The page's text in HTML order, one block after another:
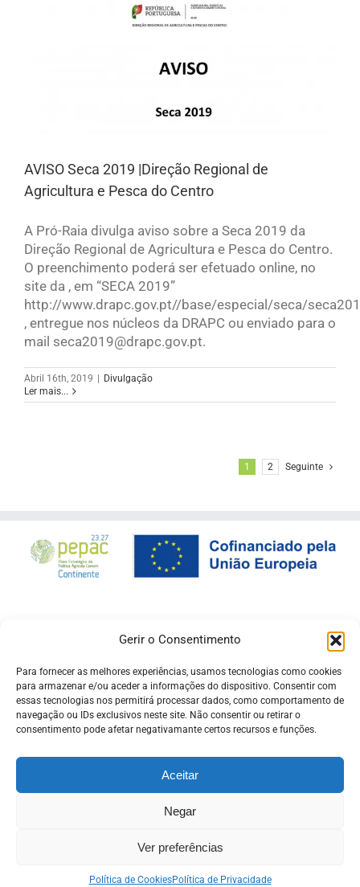
Gerir o Consentimento
Para fornecer as melhores experiências, usamos tecnologias como cookies
para armazenar e/ou aceder a informações do dispositivo. Consentir com
essas tecnologias nos permitirá processar dados, como comportamento de
navegação ou IDs exclusivos neste site. Não consentir ou retirar o
consentimento pode afetar negativamante certos recursos e funções.
Aceitar
Negar
Ver preferências
Política de CookiesPolítica de Privacidade
AVISO Seca 2019 |Direção Regional de
Agricultura e Pesca do Centro
A Pró-Raia divulga aviso sobre a Seca 2019 da
Direção Regional de Agricultura e Pesca do Centro.
O preenchimento poderá ser efetuado online, no
site da , em “SECA 2019”
http://www.drapc.gov.pt//base/especial/seca/
, entregue nos núcleos da DRAPC ou enviado para o
mail seca2019@drapc.gov.pt.
Abril 16th, 2019
Divulgação
Ler mais...
1 2 Seguinte
| Desenvolvido pela